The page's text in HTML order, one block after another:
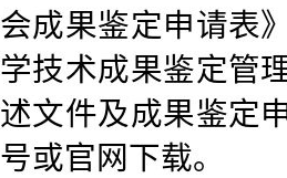
会成果鉴定申请表
学技术成果鉴定管
述文件及成果鉴定
号或官网下载。